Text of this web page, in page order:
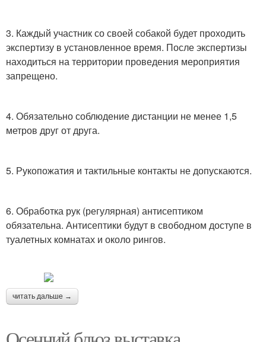
3. Каждый участник со своей собакой будет проходить
экспертизу в установленное время. После экспертизы
находиться на территории проведения мероприятия
запрещено.
4. Обязательно соблюдение дистанции не менее 1,5
метров друг от друга.
5. Рукопожатия и тактильные контакты не допускаются.
6. Обработка рук (регулярная) антисептиком
обязательна. Антисептики будут в свободном доступе в
туалетных комнатах и около рингов.
читать дальше →